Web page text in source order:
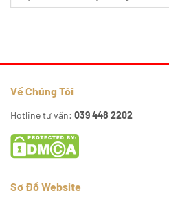
Về Chúng Tôi
Hotline tư vấn: 039 448 2202
Sơ Đồ Website